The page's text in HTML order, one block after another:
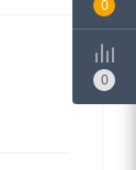
0
0